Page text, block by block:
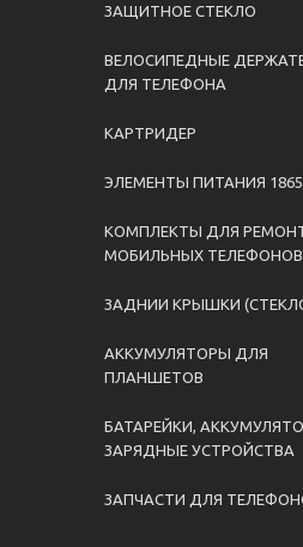
ЗАЩИТНОЕ СТЕКЛО
ВЕЛОСИПЕДНЫЕ
ДЛЯ ТЕЛЕФОНА
КАРТРИДЕР
ЭЛЕМЕНТЫ ПИТАНИЯ
КОМПЛЕКТЫ ДЛЯ
МОБИЛЬНЫХ ТЕЛЕФОНОВ
ЗАДНИИ КРЫШКИ
АККУМУЛЯТОРЫ ДЛЯ
ПЛАНШЕТОВ
БАТАРЕЙКИ,
ЗАРЯДНЫЕ УСТРОЙСТВА
ЗАПЧАСТИ ДЛЯ